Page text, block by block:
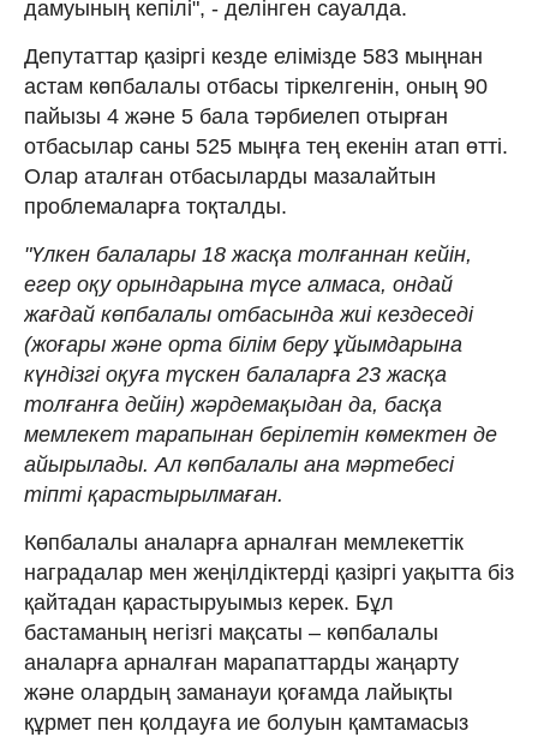
дамуының кепілі", - делінген сауалда.
Депутаттар қазіргі кезде елімізде 583 мыңнан
астам көпбалалы отбасы тіркелгенін, оның 90
пайызы 4 және 5 бала тәрбиелеп отырған
отбасылар саны 525 мыңға тең екенін атап өтті.
Олар аталған отбасыларды мазалайтын
проблемаларға тоқталды.
"Үлкен балалары 18 жасқа толғаннан кейін,
егер оқу орындарына түсе алмаса, ондай
жағдай көпбалалы отбасында жиі кездеседі
(жоғары және орта білім беру ұйымдарына
күндізгі оқуға түскен балаларға 23 жасқа
толғанға дейін) жәрдемақыдан да, басқа
мемлекет тарапынан берілетін көмектен де
айырылады. Ал көпбалалы ана мәртебесі
тіпті қарастырылмаған.
Көпбалалы аналарға арналған мемлекеттік
наградалар мен жеңілдіктерді қазіргі уақытта біз
қайтадан қарастыруымыз керек. Бұл
бастаманың негізгі мақсаты – көпбалалы
аналарға арналған марапаттарды жаңарту
және олардың заманауи қоғамда лайықты
құрмет пен қолдауға ие болуын қамтамасыз